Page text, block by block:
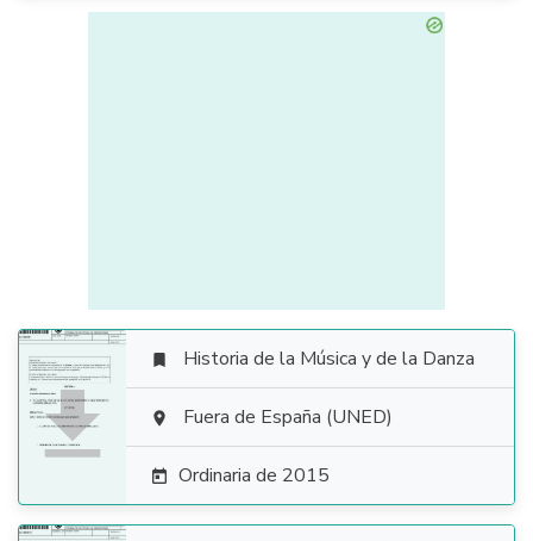

 Historia de la Música y de la Danza
 Fuera de España (UNED)
 Ordinaria de 2015